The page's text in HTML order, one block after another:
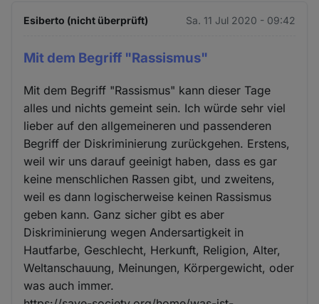
Esiberto (nicht überprüft) Sa. 11 Jul 2020 - 09:42
Mit dem Begriff "Rassismus"
Mit dem Begriff "Rassismus" kann dieser Tage
alles und nichts gemeint sein. Ich würde sehr viel
lieber auf den allgemeineren und passenderen
Begriff der Diskriminierung zurückgehen. Erstens,
weil wir uns darauf geeinigt haben, dass es gar
keine menschlichen Rassen gibt, und zweitens,
weil es dann logischerweise keinen Rassismus
geben kann. Ganz sicher gibt es aber
Diskriminierung wegen Andersartigkeit in
Hautfarbe, Geschlecht, Herkunft, Religion, Alter,
Weltanschauung, Meinungen, Körpergewicht, oder
was auch immer.